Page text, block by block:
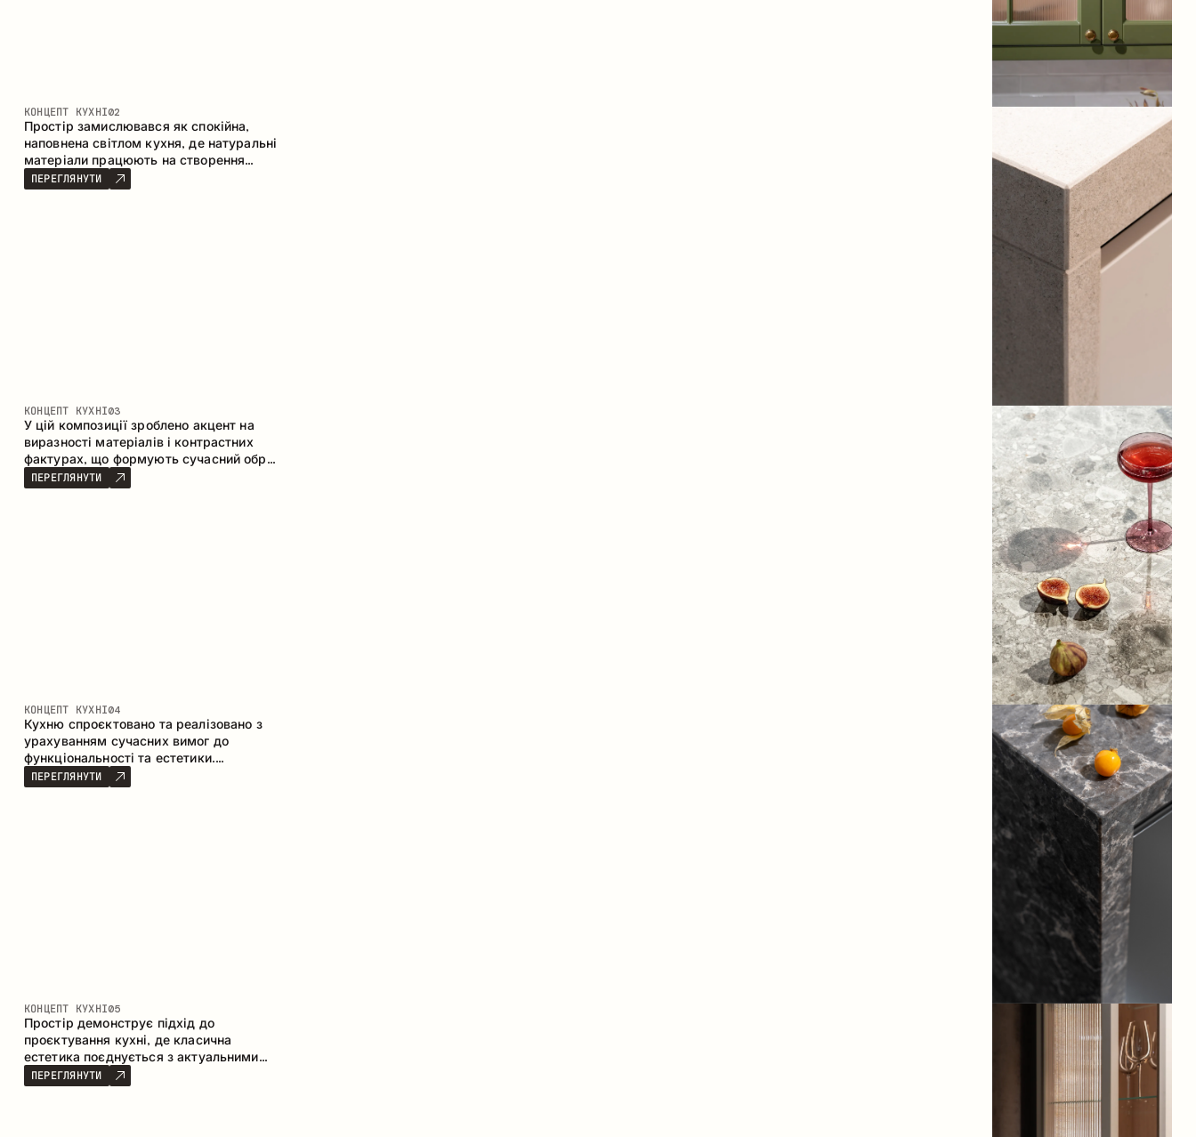
КОНЦЕПТ КУХНІ02
Простір замислювався як спокійна,
наповнена світлом кухня, де натуральні
матеріали працюють на створення
відчуття тепла, рівноваги та візуальної
легкості. Безпрограшне поєднання
ПЕРЕГЛЯНУТИ
КОНЦЕПТ КУХНІ03
У цій композиції зроблено акцент на
виразності матеріалів і контрастних
фактурах, що формують сучасний образ
кухонного простору. Темне обвуглене
дерево, метал і керамограніт формують
ПЕРЕГЛЯНУТИ
КОНЦЕПТ КУХНІ04
Кухню спроєктовано та реалізовано з
урахуванням сучасних вимог до
функціональності та естетики.
Поєднання текстур формує стриманий
та збалансований інтер’єр.
ПЕРЕГЛЯНУТИ
КОНЦЕПТ КУХНІ05
Простір демонструє підхід до
проєктування кухні, де класична
естетика поєднується з актуальними
матеріалами та продуманою
ергономікою. Світла палітра, чітка
ПЕРЕГЛЯНУТИ